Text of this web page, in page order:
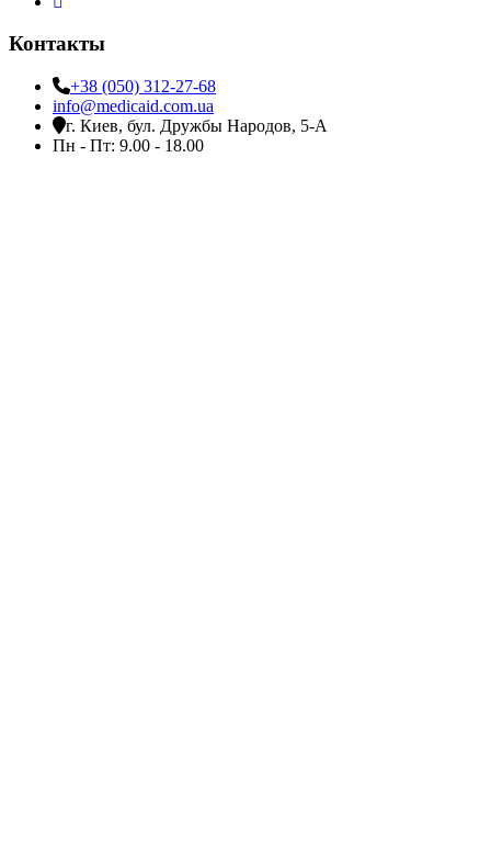
Контакты
+38 (050) 312-27-68
info@medicaid.com.ua
г. Киев, бул. Дружбы Народов, 5-А
Пн - Пт: 9.00 - 18.00